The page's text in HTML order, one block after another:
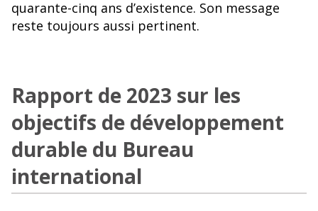
quarante-cinq ans d’existence. Son message
reste toujours aussi pertinent.
Rapport de 2023 sur les
objectifs de développement
durable du Bureau
international